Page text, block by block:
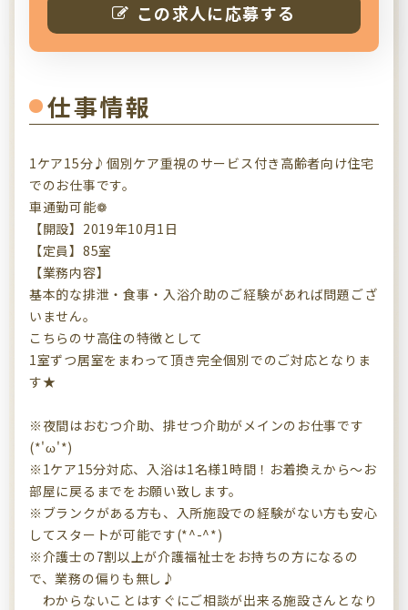
この求人に応募する
仕事情報
1ケア15分♪個別ケア重視のサービス付き高齢者向け住宅
でのお仕事です。
車通勤可能❁
【開設】2019年10月1日
【定員】85室
【業務内容】
基本的な排泄・食事・入浴介助のご経験があれば問題ござ
いません。
こちらのサ高住の特徴として
1室ずつ居室をまわって頂き完全個別でのご対応となりま
す★
※夜間はおむつ介助、排せつ介助がメインのお仕事です
(*'ω'*)
※1ケア15分対応、入浴は1名様1時間！お着換えから～お
部屋に戻るまでをお願い致します。
※ブランクがある方も、入所施設での経験がない方も安心
してスタートが可能です(*^-^*)
※介護士の7割以上が介護福祉士をお持ちの方になるの
で、業務の偏りも無し♪
わからないことはすぐにご相談が出来る施設さんとなり